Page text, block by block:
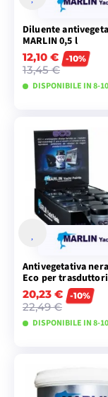
Diluente
MARLIN 0,5 l
12,10 €
13,45 €
-10%
DISPONIBILE IN 8-
MODELLI
Antivegetativa
Eco per trasduttori
20,23 €
22,49 €
-10%
DISPONIBILE IN 8-